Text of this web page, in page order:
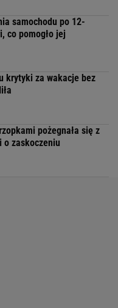
samochodu po 12-
co pomogło jej
krytyki za wakacje bez
pożegnała się z
zaskoczeniu